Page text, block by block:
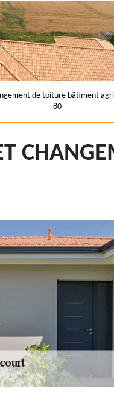
de toiture bâtiment
80